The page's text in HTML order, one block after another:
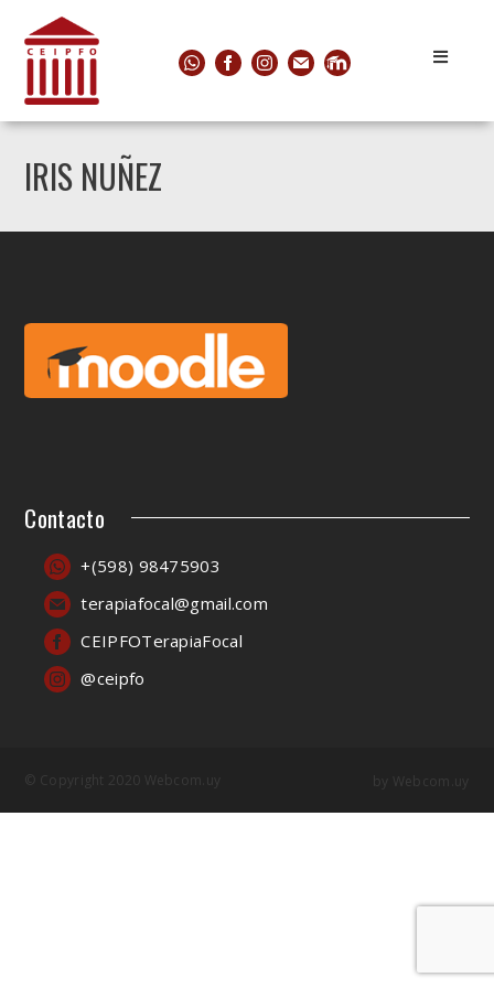
IRIS NUÑEZ
Contacto
+(598) 98475903
terapiafocal@gmail.com
CEIPFOTerapiaFocal
@ceipfo
© Copyright 2020 Webcom.uy by Webcom.uy